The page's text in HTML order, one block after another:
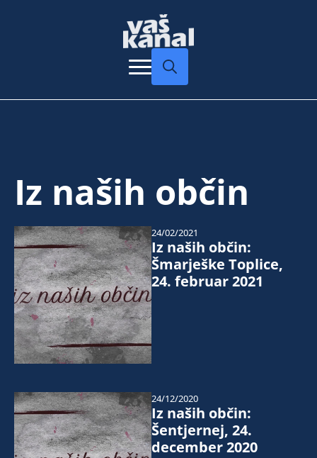
Iz naših občin
Iz naših občin:
Šmarješke Toplice,
24. februar 2021
24/02/2021
Iz naših občin:
Šentjernej, 24.
december 2020
24/12/2020